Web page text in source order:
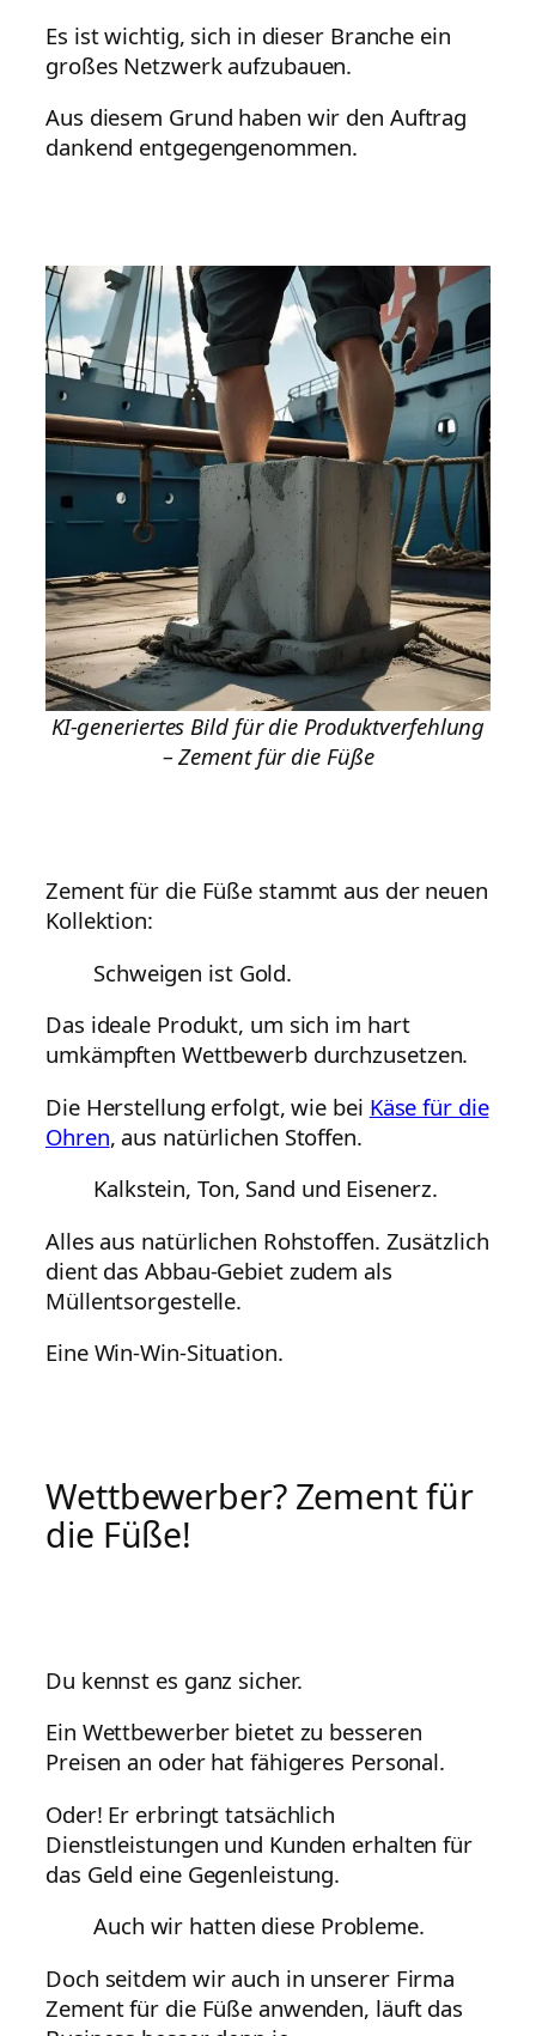
Es ist wichtig, sich in dieser Branche ein
großes Netzwerk aufzubauen.
Aus diesem Grund haben wir den Auftrag
dankend entgegengenommen.
KI-generiertes Bild für die Produktverfehlung
– Zement für die Füße
Zement für die Füße stammt aus der neuen
Kollektion:
Schweigen ist Gold.
Das ideale Produkt, um sich im hart
umkämpften Wettbewerb durchzusetzen.
Die Herstellung erfolgt, wie bei Käse für die
Ohren, aus natürlichen Stoffen.
Kalkstein, Ton, Sand und Eisenerz.
Alles aus natürlichen Rohstoffen. Zusätzlich
dient das Abbau-Gebiet zudem als
Müllentsorgestelle.
Eine Win-Win-Situation.
Wettbewerber? Zement für
die Füße!
Du kennst es ganz sicher.
Ein Wettbewerber bietet zu besseren
Preisen an oder hat fähigeres Personal.
Oder! Er erbringt tatsächlich
Dienstleistungen und Kunden erhalten für
das Geld eine Gegenleistung.
Auch wir hatten diese Probleme.
Doch seitdem wir auch in unserer Firma
Zement für die Füße anwenden, läuft das